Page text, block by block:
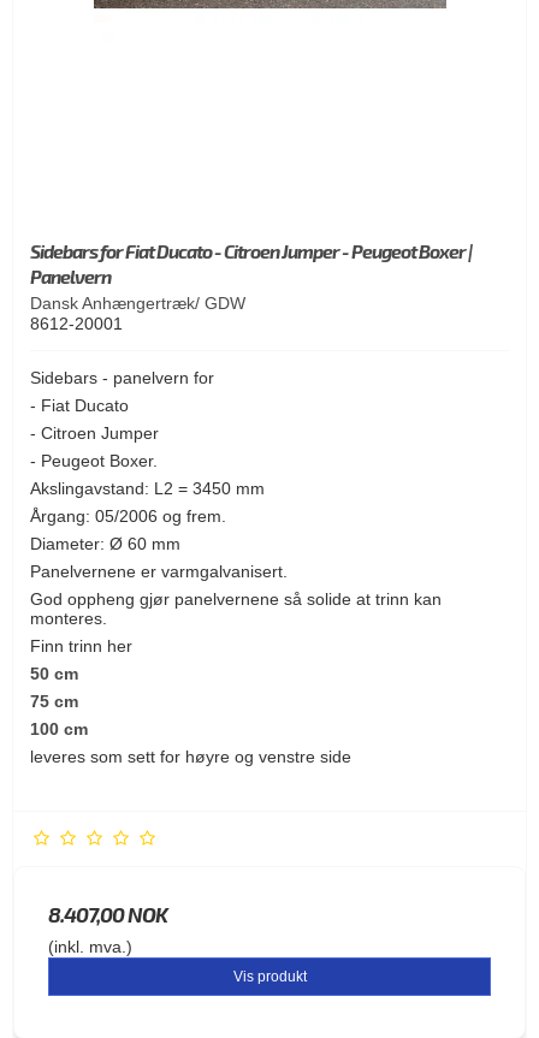
Sidebars for Fiat Ducato - Citroen Jumper - Peugeot Boxer |
Panelvern
Dansk Anhængertræk/ GDW
8612-20001
Sidebars - panelvern for
- Fiat Ducato
- Citroen Jumper
- Peugeot Boxer.
Akslingavstand: L2 = 3450 mm
Årgang: 05/2006 og frem.
Diameter: Ø 60 mm
Panelvernene er varmgalvanisert.
God oppheng gjør panelvernene så solide at trinn kan
monteres.
Finn trinn her
50 cm
75 cm
100 cm
leveres som sett for høyre og venstre side
8.407,00 NOK
(inkl. mva.)
Vis produkt